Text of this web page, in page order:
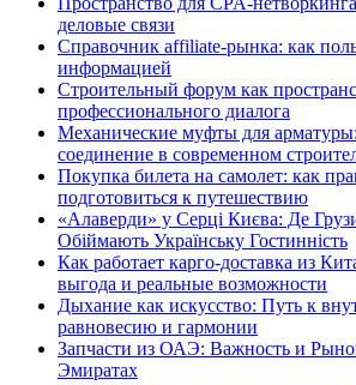
деловые связи
Справочник affiliate-рынка: как
информацией
Строительный форум как
профессионального диалога
Механические муфты для
соединение в современном
Покупка билета на самолет: как
подготовиться к путешествию
«Алаверди» у Серці Києва: Де
Обіймають Українську Гостинність
Как работает карго-доставка из
выгода и реальные возможности
Дыхание как искусство: Путь к
равновесию и гармонии
Запчасти из ОАЭ: Важность и
Эмиратах